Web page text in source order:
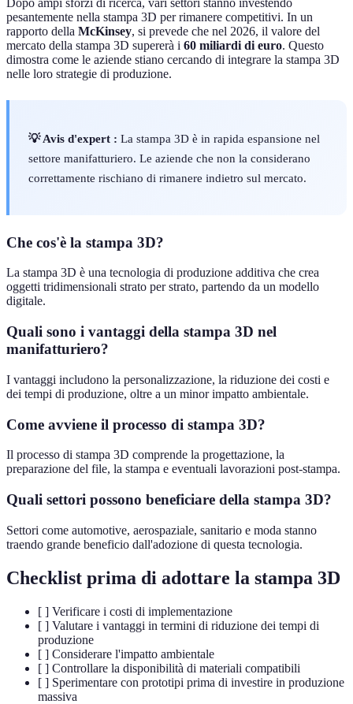
Dopo ampi sforzi di ricerca, vari settori stanno investendo
pesantemente nella stampa 3D per rimanere competitivi. In un
rapporto della McKinsey, si prevede che nel 2026, il valore del
mercato della stampa 3D supererà i 60 miliardi di euro. Questo
dimostra come le aziende stiano cercando di integrare la stampa 3D
nelle loro strategie di produzione.
💡 Avis d'expert : La stampa 3D è in rapida espansione nel
settore manifatturiero. Le aziende che non la considerano
correttamente rischiano di rimanere indietro sul mercato.
Che cos'è la stampa 3D?
La stampa 3D è una tecnologia di produzione additiva che crea
oggetti tridimensionali strato per strato, partendo da un modello
digitale.
Quali sono i vantaggi della stampa 3D nel
manifatturiero?
I vantaggi includono la personalizzazione, la riduzione dei costi e
dei tempi di produzione, oltre a un minor impatto ambientale.
Come avviene il processo di stampa 3D?
Il processo di stampa 3D comprende la progettazione, la
preparazione del file, la stampa e eventuali lavorazioni post-stampa.
Quali settori possono beneficiare della stampa 3D?
Settori come automotive, aerospaziale, sanitario e moda stanno
traendo grande beneficio dall'adozione di questa tecnologia.
Checklist prima di adottare la stampa 3D
[ ] Verificare i costi di implementazione
[ ] Valutare i vantaggi in termini di riduzione dei tempi di
produzione
[ ] Considerare l'impatto ambientale
[ ] Controllare la disponibilità di materiali compatibili
[ ] Sperimentare con prototipi prima di investire in produzione
massiva